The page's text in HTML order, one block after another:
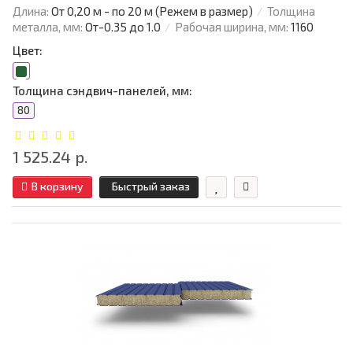
Длина: От 0,20 м - по 20 м (Режем в размер)
Толщина
металла, мм: От-0.35 до 1.0 Рабочая ширина, мм: 1160
Цвет:
Толщина сэндвич-панелей, мм:
80
1 525.24 р.
В корзину Быстрый заказ